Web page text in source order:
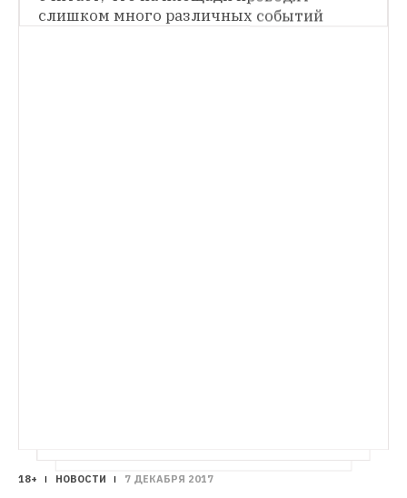
Стоимость билетов в Эрмитаж могут
слишком много различных событий
18+ НОВОСТИ 7 ДЕКАБРЯ 2017